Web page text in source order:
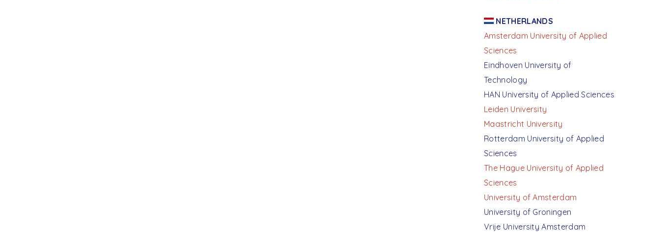
NETHERLANDS
Amsterdam University of Applied
Sciences
Eindhoven University of
Technology
HAN University of Applied Sciences
Leiden University
Maastricht University
Rotterdam University of Applied
Sciences
The Hague University of Applied
Sciences
University of Amsterdam
University of Groningen
Vrije University Amsterdam